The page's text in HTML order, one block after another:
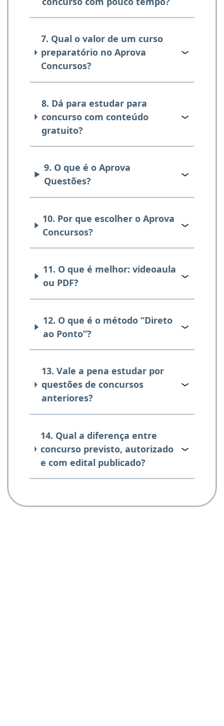
7. Qual o valor de um curso
preparatório no Aprova
Concursos?
8. Dá para estudar para
concurso com conteúdo
gratuito?
9. O que é o Aprova
Questões?
10. Por que escolher o Aprova
Concursos?
11. O que é melhor: videoaula
ou PDF?
12. O que é o método “Direto
ao Ponto”?
13. Vale a pena estudar por
questões de concursos
anteriores?
14. Qual a diferença entre
concurso previsto, autorizado
e com edital publicado?